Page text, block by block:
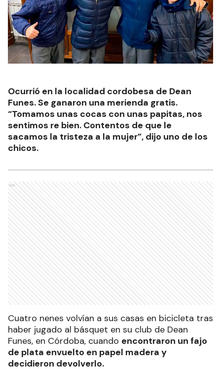
Ocurrió en la localidad cordobesa de Dean
Funes. Se ganaron una merienda gratis.
“Tomamos unas cocas con unas papitas, nos
sentimos re bien. Contentos de que le
sacamos la tristeza a la mujer”, dijo uno de los
chicos.
Ads
Cuatro nenes volvían a sus casas en bicicleta tras
haber jugado al básquet en su club de Dean
Funes, en Córdoba, cuando encontraron un fajo
de plata envuelto en papel madera y
decidieron devolverlo.